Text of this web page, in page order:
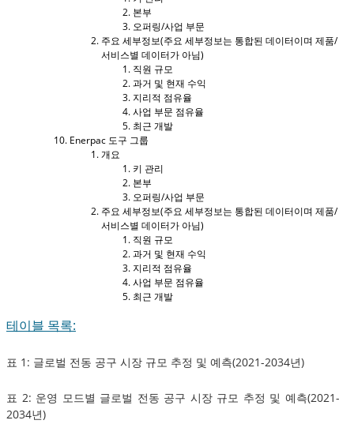
본부
오퍼링/사업 부문
주요 세부정보(주요 세부정보는 통합된 데이터이며 제품/
서비스별 데이터가 아님)
직원 규모
과거 및 현재 수익
지리적 점유율
사업 부문 점유율
최근 개발
Enerpac 도구 그룹
개요
키 관리
본부
오퍼링/사업 부문
주요 세부정보(주요 세부정보는 통합된 데이터이며 제품/
서비스별 데이터가 아님)
직원 규모
과거 및 현재 수익
지리적 점유율
사업 부문 점유율
최근 개발
테이블 목록:
표 1: 글로벌 전동 공구 시장 규모 추정 및 예측(2021-2034년)
표 2: 운영 모드별 글로벌 전동 공구 시장 규모 추정 및 예측(2021-
2034년)